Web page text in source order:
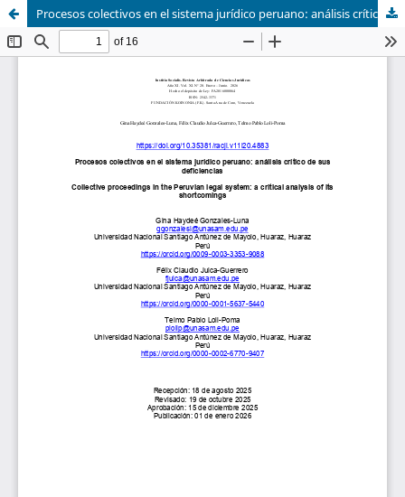
Procesos colectivos en el sistema jurídico peruano: análisis crítico de sus deficiencias